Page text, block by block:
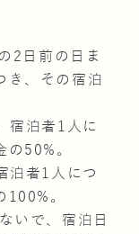
2日前の日ま
き、その宿泊
宿泊者1人に
50%。
泊者1人につ
。
いで、宿泊日